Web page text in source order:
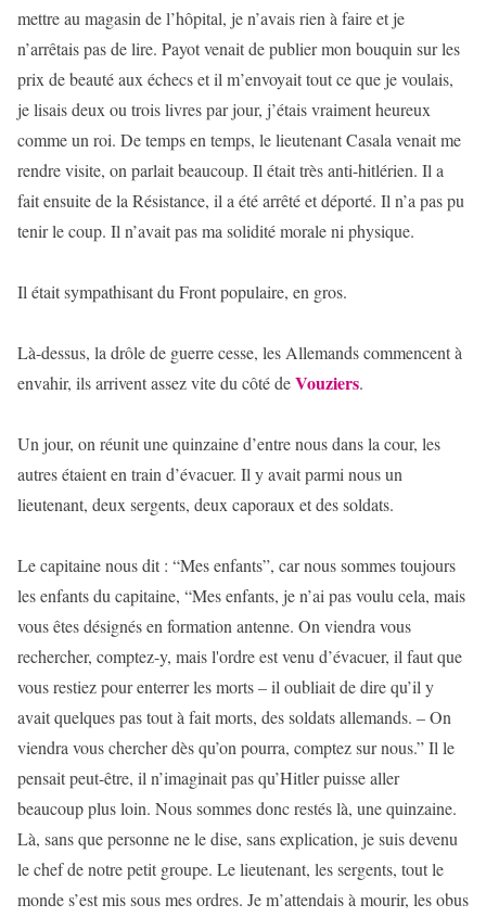
mettre au magasin de l’hôpital, je n’avais rien à faire et je
n’arrêtais pas de lire. Payot venait de publier mon bouquin sur les
prix de beauté aux échecs et il m’envoyait tout ce que je voulais,
je lisais deux ou trois livres par jour, j’étais vraiment heureux
comme un roi. De temps en temps, le lieutenant Casala venait me
rendre visite, on parlait beaucoup. Il était très anti-hitlérien. Il a
fait ensuite de la Résistance, il a été arrêté et déporté. Il n’a pas pu
tenir le coup. Il n’avait pas ma solidité morale ni physique.
Il était sympathisant du Front populaire, en gros.
Là-dessus, la drôle de guerre cesse, les Allemands commencent à
envahir, ils arrivent assez vite du côté deVouziers.
Un jour, on réunit une quinzaine d’entre nous dans la cour, les
autres étaient en train d’évacuer. Il y avait parmi nous un
lieutenant, deux sergents, deux caporaux et des soldats.
Le capitaine nous dit : “Mes enfants”, car nous sommes toujours
les enfants du capitaine, “Mes enfants, je n’ai pas voulu cela, mais
vous êtes désignés en formation antenne. On viendra vous
rechercher, comptez-y, mais l'ordre est venu d’évacuer, il faut que
vous restiez pour enterrer les morts – il oubliait de dire qu’il y
avait quelques pas tout à fait morts, des soldats allemands. – On
viendra vous chercher dès qu’on pourra, comptez sur nous.” Il le
pensait peut-être, il n’imaginait pas qu’Hitler puisse aller
beaucoup plus loin. Nous sommes donc restés là, une quinzaine.
Là, sans que personne ne le dise, sans explication, je suis devenu
le chef de notre petit groupe. Le lieutenant, les sergents, tout le
monde s’est mis sous mes ordres. Je m’attendais à mourir, les obus